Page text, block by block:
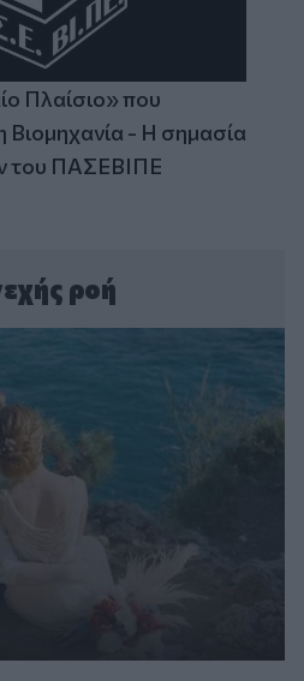
Πλαίσιο» που
Βιομηχανία - Η σημασία
του ΠΑΣΕΒΙΠΕ
ροή